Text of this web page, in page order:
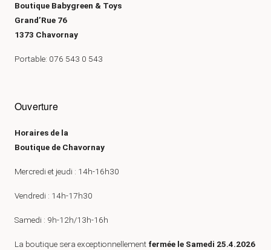
Boutique Babygreen & Toys
Grand’Rue 76
1373 Chavornay
Portable: 076 543 0 543
Ouverture
Horaires de la
Boutique de Chavornay
Mercredi et jeudi : 14h-16h30
Vendredi : 14h-17h30
Samedi : 9h-12h/13h-16h
La boutique sera exceptionnellement fermée le Samedi 25.4.2026